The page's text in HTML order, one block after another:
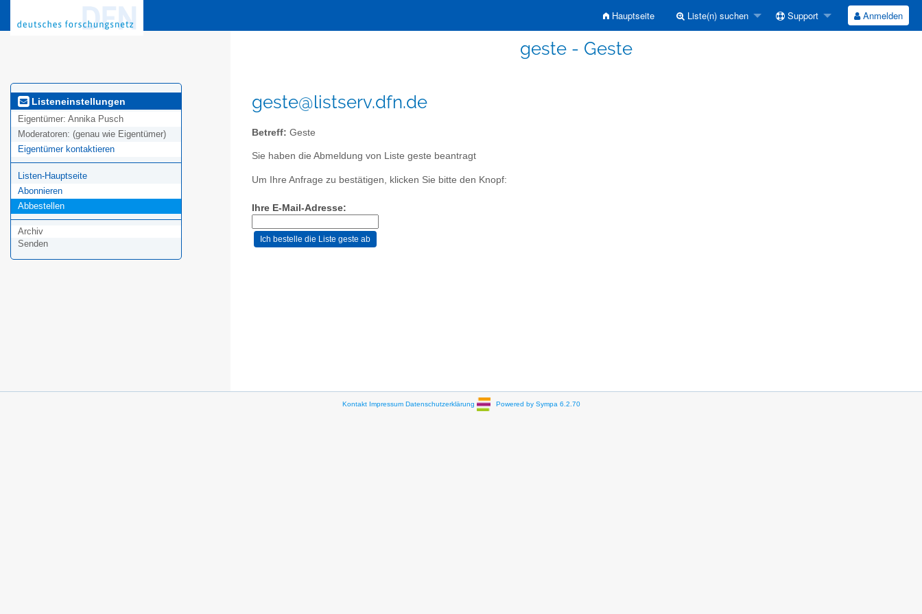
Hauptseite Liste(n) suchen Support Anmelden
geste - Geste
Listeneinstellungen
Eigentümer: Annika Pusch
Moderatoren: (genau wie Eigentümer)
Eigentümer kontaktieren
Listen-Hauptseite
Abonnieren
Abbestellen
Archiv
Senden
geste@listserv.dfn.de
Betreff: Geste
Sie haben die Abmeldung von Liste geste beantragt
Um Ihre Anfrage zu bestätigen, klicken Sie bitte den Knopf:
Ihre E-Mail-Adresse:
Kontakt Impressum Datenschutzerklärung Powered by Sympa 6.2.70